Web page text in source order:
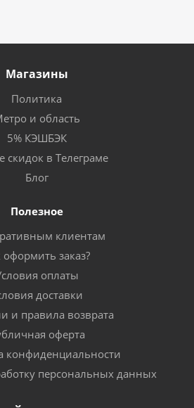
Магазины
Политика
и область
5% КЭШБЭК
скидок в Телеграме
Блог
Полезное
клиентам
оформить заказ?
оплаты
доставки
и правила возврата
оферта
конфиденциальности
персональных данных